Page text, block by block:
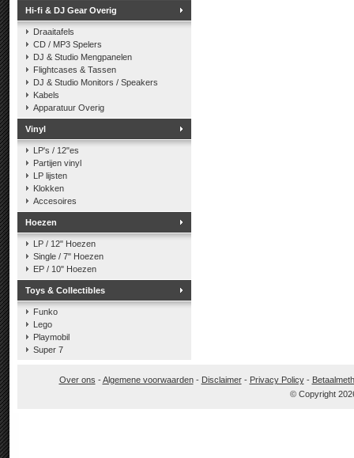
Hi-fi & DJ Gear Overig
Draaitafels
CD / MP3 Spelers
DJ & Studio Mengpanelen
Flightcases & Tassen
DJ & Studio Monitors / Speakers
Kabels
Apparatuur Overig
Vinyl
LP's / 12"es
Partijen vinyl
LP lijsten
Klokken
Accesoires
Hoezen
LP / 12" Hoezen
Single / 7" Hoezen
EP / 10" Hoezen
Toys & Collectibles
Funko
Lego
Playmobil
Super 7
Over ons -Algemene voorwaarden- Disclaimer- Privacy Policy-
© Copyright